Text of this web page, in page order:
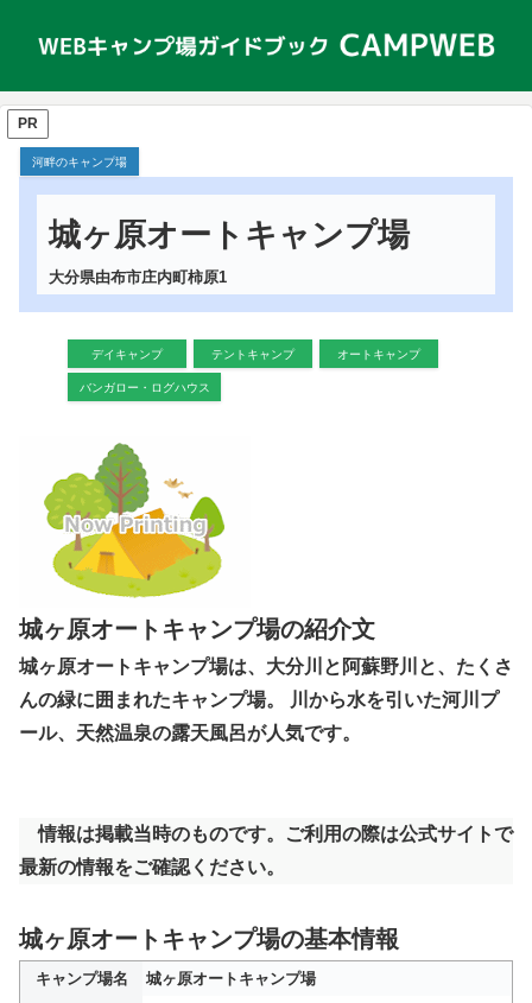
PR
河畔のキャンプ場
城ヶ原オートキャンプ場
大分県由布市庄内町柿原1
デイキャンプ テントキャンプ オートキャンプ
バンガロー・ログハウス
城ヶ原オートキャンプ場の紹介文
城ヶ原オートキャンプ場は、大分川と阿蘇野川と、たくさ
んの緑に囲まれたキャンプ場。 川から水を引いた河川プ
ール、天然温泉の露天風呂が人気です。
情報は掲載当時のものです。ご利用の際は公式サイトで
最新の情報をご確認ください。
城ヶ原オートキャンプ場の基本情報
キャンプ場名
城ヶ原オートキャンプ場